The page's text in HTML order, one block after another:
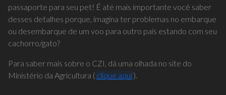
passaporte para seu pet! É até mais importante você saber
desses detalhes porque, imagina ter problemas no embarque
ou desembarque de um voo para outro país estando com seu
cachorro/gato?
Para saber mais sobre o CZI, dá uma olhada no site do
Ministério da Agricultura ( clique aqui).